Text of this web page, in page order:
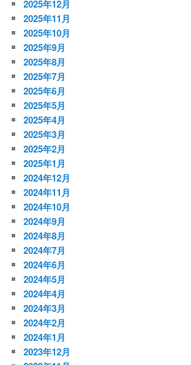
2025年12月
2025年11月
2025年10月
2025年9月
2025年8月
2025年7月
2025年6月
2025年5月
2025年4月
2025年3月
2025年2月
2025年1月
2024年12月
2024年11月
2024年10月
2024年9月
2024年8月
2024年7月
2024年6月
2024年5月
2024年4月
2024年3月
2024年2月
2024年1月
2023年12月